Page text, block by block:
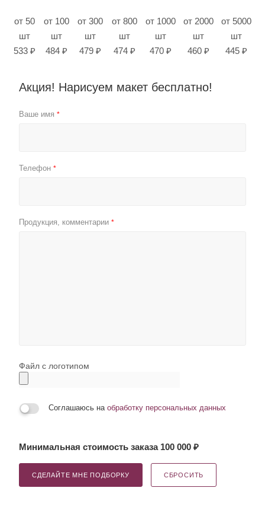
от 50
шт
533 ₽
от 100
шт
484 ₽
от 300
шт
479 ₽
от 800
шт
474 ₽
от 1000
шт
470 ₽
от 2000
шт
460 ₽
от 5000
шт
445 ₽
Акция! Нарисуем макет бесплатно!
Ваше имя *
Телефон *
Продукция, комментарии *
Файл с логотипом
Соглашаюсь на обработку персональных данных
Минимальная стоимость заказа 100 000 ₽
СДЕЛАЙТЕ МНЕ ПОДБОРКУ СБРОСИТЬ